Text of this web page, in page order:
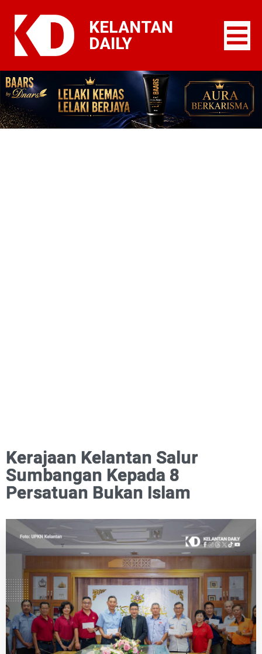
KELANTAN
DAILY
Kerajaan Kelantan Salur
Sumbangan Kepada 8
Persatuan Bukan Islam